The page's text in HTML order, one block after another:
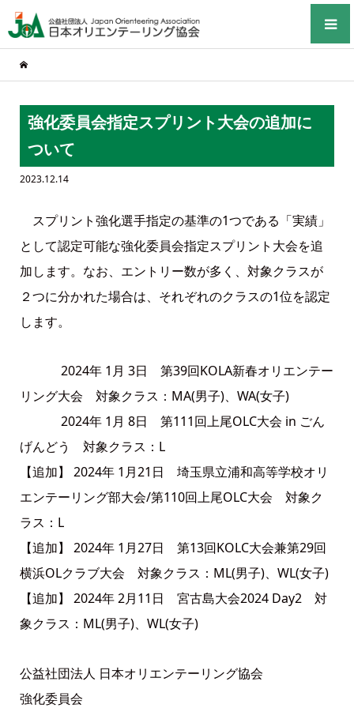
強化委員会指定スプリント大会の追加に
ついて
2023.12.14
スプリント強化選手指定の基準の1つである「実績」
として認定可能な強化委員会指定スプリント大会を追
加します。なお、エントリー数が多く、対象クラスが
２つに分かれた場合は、それぞれのクラスの1位を認定
します。
2024年 1月 3日 第39回KOLA新春オリエンテー
リング大会 対象クラス：MA(男子)、WA(女子)
2024年 1月 8日 第111回上尾OLC大会 in ごん
げんどう 対象クラス：L
【追加】 2024年 1月21日 埼玉県立浦和高等学校オリ
エンテーリング部大会/第110回上尾OLC大会 対象ク
ラス：L
【追加】 2024年 1月27日 第13回KOLC大会兼第29回
横浜OLクラブ大会 対象クラス：ML(男子)、WL(女子)
【追加】 2024年 2月11日 宮古島大会2024 Day2 対
象クラス：ML(男子)、WL(女子)
公益社団法人 日本オリエンテーリング協会
強化委員会